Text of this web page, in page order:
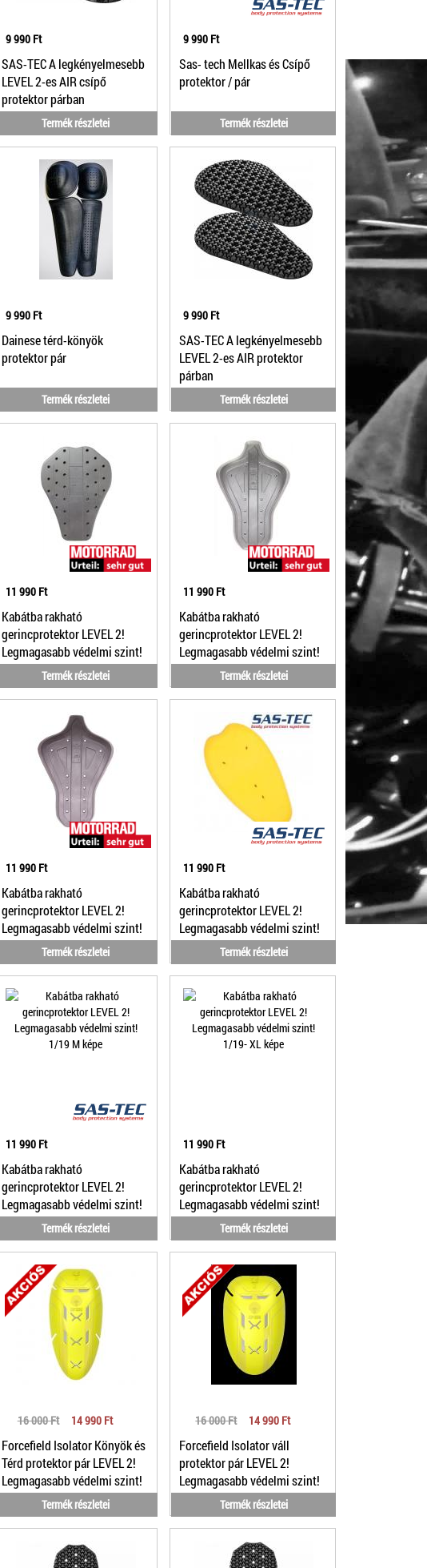
9 990 Ft
SAS-TEC A legkényelmesebb
LEVEL 2-es AIR csípő
protektor párban
Termék részletei
9 990 Ft
Sas- tech Mellkas és Csípő
protektor / pár
Termék részletei
9 990 Ft
Dainese térd-könyök
protektor pár
Termék részletei
9 990 Ft
SAS-TEC A legkényelmesebb
LEVEL 2-es AIR protektor
párban
Termék részletei
11 990 Ft
Kabátba rakható
gerincprotektor LEVEL 2!
Legmagasabb védelmi szint!
1/14
Termék részletei
11 990 Ft
Kabátba rakható
gerincprotektor LEVEL 2!
Legmagasabb védelmi szint!
1/16
Termék részletei
11 990 Ft
Kabátba rakható
gerincprotektor LEVEL 2!
Legmagasabb védelmi szint!
1/12
Termék részletei
11 990 Ft
Kabátba rakható
gerincprotektor LEVEL 2!
Legmagasabb védelmi szint!
1/19- M/LTermék részletei
11 990 Ft
Kabátba rakható
gerincprotektor LEVEL 2!
Legmagasabb védelmi szint!
1/19 M Termék részletei
11 990 Ft
Kabátba rakható
gerincprotektor LEVEL 2!
Legmagasabb védelmi szint!
1/19- XLTermék részletei
16 000 Ft 14 990 Ft
Forcefield Isolator Könyök és
Térd protektor pár LEVEL 2!
Legmagasabb védelmi szint!
Termék részletei
16 000 Ft 14 990 Ft
Forcefield Isolator váll
protektor pár LEVEL 2!
Legmagasabb védelmi szint!
Termék részletei